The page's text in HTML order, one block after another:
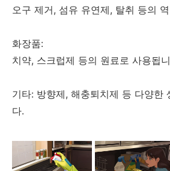
오구 제거, 섬유 유연제, 탈취 등의
화장품:
치약, 스크럽제 등의 원료로 사용됩
기타: 방향제, 해충퇴치제 등 다양한
다.